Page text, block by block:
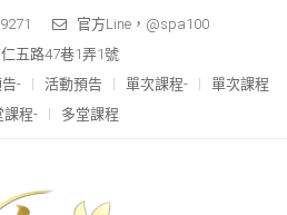
官方Line，@spa100
五路47巷1弄1號
- 活動預告 單次課程-
單次課程
課程-
多堂課程